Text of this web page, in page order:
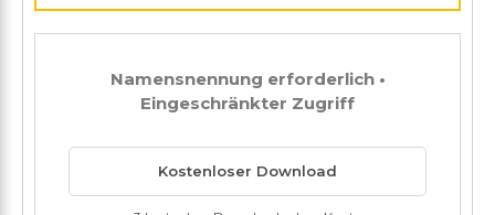
Namensnennung erforderlich •
Eingeschränkter Zugriff
Kostenloser Download